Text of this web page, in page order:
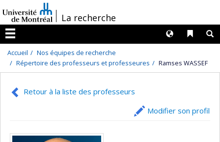
au
contenu
/La recherche
Menu
Liens
Langues
Accueil
Nos équipes de recherche
Répertoire des professeurs et professeures
Ramses WASSEF
Retour à la liste des professeurs
Modifier son profil